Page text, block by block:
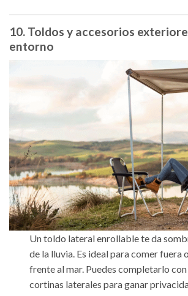
10. Toldos y accesorios
entorno
Un toldo lateral enrollable te da
de la lluvia. Es ideal para comer fuera
frente al mar. Puedes completarlo con
cortinas laterales para ganar